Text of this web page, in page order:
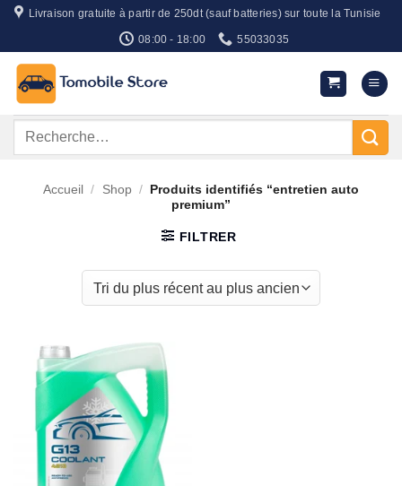
Passer
contenu
Livraison gratuite à partir de 250dt (sauf batteries) sur toute la Tunisie
08:00 - 18:00 55033035
Recherche
Accueil / Shop / Produits identifiés “entretien auto
premium”
FILTRER